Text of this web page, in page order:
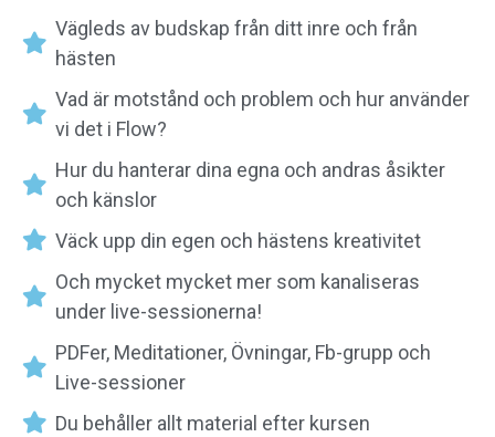
Vägleds av budskap från ditt inre och från
hästen
Vad är motstånd och problem och hur använder
vi det i Flow?
Hur du hanterar dina egna och andras åsikter
och känslor
Väck upp din egen och hästens kreativitet
Och mycket mycket mer som kanaliseras
under live-sessionerna!
PDFer, Meditationer, Övningar, Fb-grupp och
Live-sessioner
Du behåller allt material efter kursen